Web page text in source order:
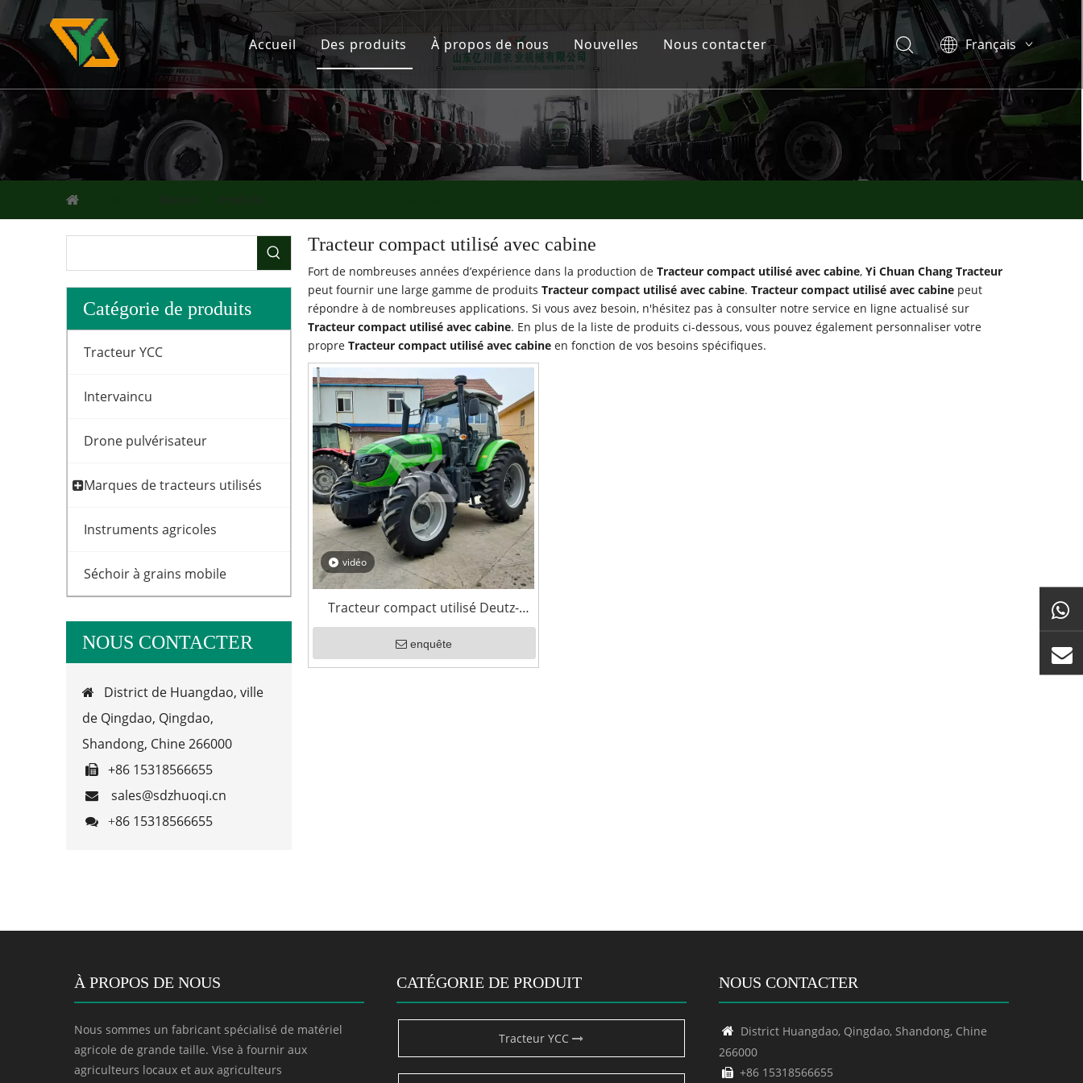
Accueil Des produits
Tracteur YCC
Intervaincu
Instruments agricoles
À propos de nous Nouvelles Nous contacter
Français
English
Español
Português
Catégorie de produits
Tracteur YCC
Intervaincu
Drone pulvérisateur
Marques de tracteurs utilisés
Instruments agricoles
Séchoir à grains mobile
NOUS CONTACTER

District de Huangdao, ville
de Qingdao, Qingdao,
Shandong, Chine 266000
 +86 15318566655
 sales@sdzhuoqi.cn
 +86 15318566655
Tracteur compact utilisé avec cabine
Fort de nombreuses années d’expérience dans la production de Tracteur compact utilisé avec cabine, Yi Chuan Chang Tracteur
peut fournir une large gamme de produits Tracteur compact utilisé avec cabine. Tracteur compact utilisé avec cabine peut
répondre à de nombreuses applications. Si vous avez besoin, n'hésitez pas à consulter notre service en ligne actualisé sur
Tracteur compact utilisé avec cabine. En plus de la liste de produits ci-dessous, vous pouvez également personnaliser votre
propre Tracteur compact utilisé avec cabine en fonction de vos besoins spécifiques.
vidéo
Tracteur compact utilisé Deutz-
FAHR 180HP 4WD avec cabine
enquête
À PROPOS DE NOUS
Nous sommes un fabricant spécialisé de matériel
agricole de grande taille. Vise à fournir aux
agriculteurs locaux et aux agriculteurs
CATÉGORIE DE PRODUIT
Tracteur YCC
NOUS CONTACTER
 District Huangdao, Qingdao, Shandong, Chine
266000
 +86 15318566655